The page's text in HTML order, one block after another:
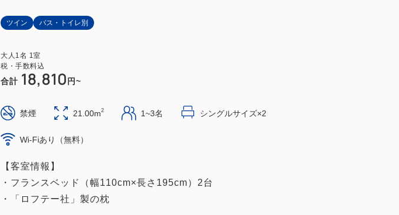
ツイン バス・トイレ別
大人 1名 1室
税・手数料込
合計 18,810 円~
禁煙 21.00m2 1~3名 シングルサイズ×2
Wi-Fiあり（無料）
【客室情報】
・フランスベッド（幅110cm×長さ195cm）2台
・「ロフテー社」製の枕